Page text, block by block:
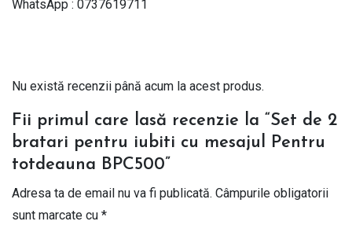
WhatsApp : 0737619711
Nu există recenzii până acum la acest produs.
Fii primul care lasă recenzie la “Set de 2
bratari pentru iubiti cu mesajul Pentru
totdeauna BPC500”
Adresa ta de email nu va fi publicată. Câmpurile obligatorii
sunt marcate cu *